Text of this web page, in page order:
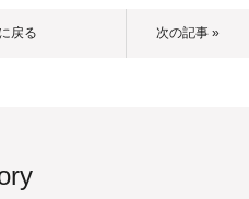
戻る 次の記事 »